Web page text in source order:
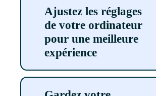
Ajustez les réglages
de votre ordinateur
pour une meilleure
expérience
Vous pouvez améliorer
expérience en ligne en